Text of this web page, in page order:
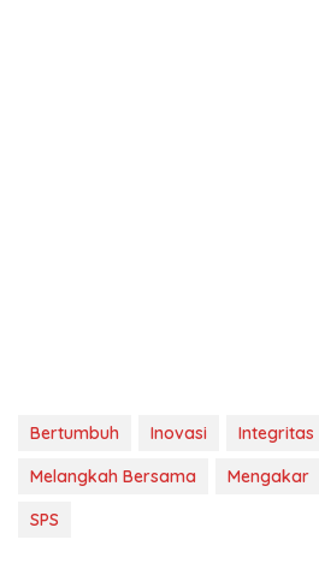
Bertumbuh Inovasi Integritas
Melangkah Bersama
Mengakar
SPS